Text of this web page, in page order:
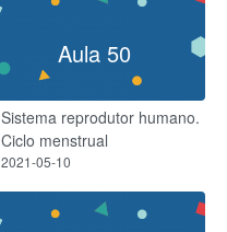
Aula 50
Sistema reprodutor humano.
Ciclo menstrual
2021-05-10